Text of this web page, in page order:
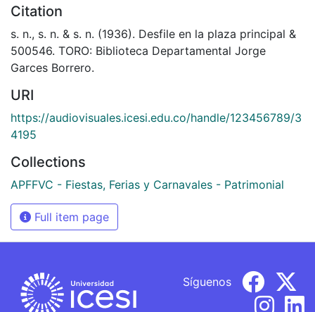
Citation
s. n., s. n. & s. n. (1936). Desfile en la plaza principal &
500546. TORO: Biblioteca Departamental Jorge
Garces Borrero.
URI
https://audiovisuales.icesi.edu.co/handle/123456789/3
4195
Collections
APFFVC - Fiestas, Ferias y Carnavales - Patrimonial
Full item page
Síguenos